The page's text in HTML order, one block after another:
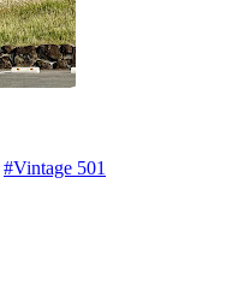
#Vintage 501